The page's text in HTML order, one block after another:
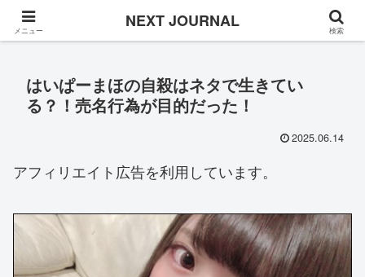
Once in a while
はいぱーまほの自殺はネタで生きてい
る？！売名行為が目的だった！
2025.06.14
アフィリエイト広告を利用しています。
メニュー NEXT JOURNAL 検索